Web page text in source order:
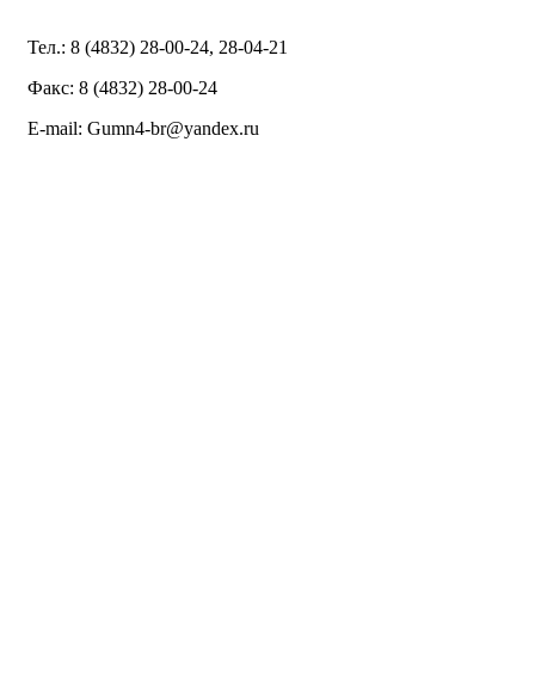
Тел.: 8 (4832) 28-00-24, 28-04-21
Факс: 8 (4832) 28-00-24
E-mail: Gumn4-br@yandex.ru